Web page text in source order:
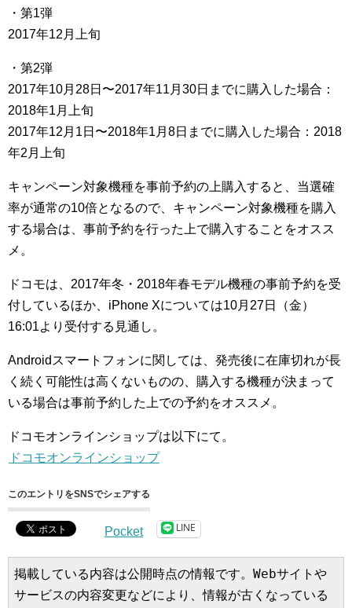
・第1弾
2017年12月上旬
・第2弾
2017年10月28日〜2017年11月30日までに購入した場合：
2018年1月上旬
2017年12月1日〜2018年1月8日までに購入した場合：2018
年2月上旬
キャンペーン対象機種を事前予約の上購入すると、当選確
率が通常の10倍となるので、キャンペーン対象機種を購入
する場合は、事前予約を行った上で購入することをオスス
メ。
ドコモは、2017年冬・2018年春モデル機種の事前予約を受
付しているほか、iPhone Xについては10月27日（金）
16:01より受付する見通し。
Androidスマートフォンに関しては、発売後に在庫切れが長
く続く可能性は高くないものの、購入する機種が決まって
いる場合は事前予約した上での予約をオススメ。
ドコモオンラインショップは以下にて。
ドコモオンラインショップ
このエントリをSNSでシェアする
Pocket LINE
掲載している内容は公開時点の情報です。Webサイトや
サービスの内容変更などにより、情報が古くなっている